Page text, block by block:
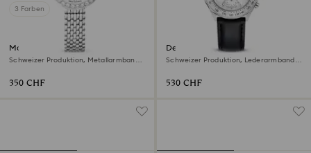
3 Farben
Matrix tennis 7-link Uhr
Schweizer Produktion, Metallarmband,
350 CHF
Dextera tachymetre Uhr
Schweizer Produktion, Lederarmband,
530 CHF